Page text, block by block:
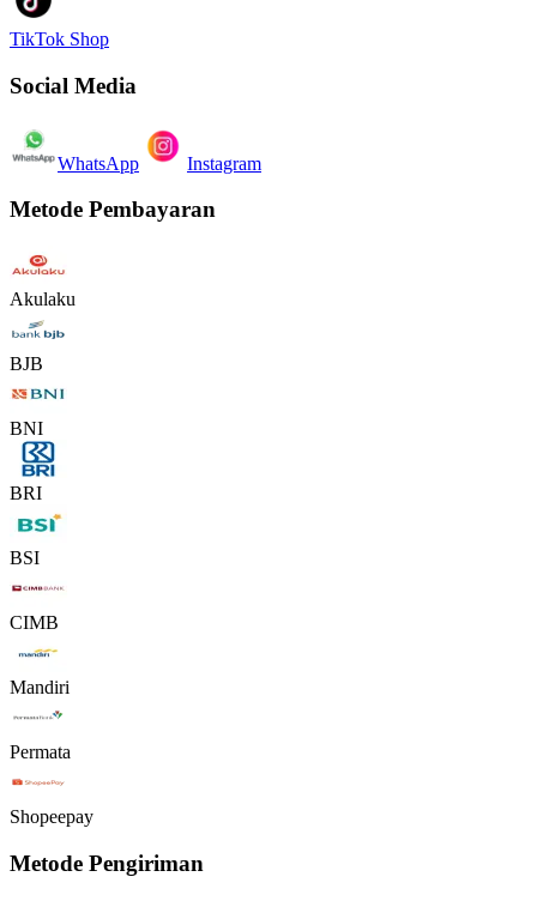
TikTok Shop
Social Media
WhatsApp Instagram
Metode Pembayaran
Akulaku
BJB
BNI
BRI
BSI
CIMB
Mandiri
Permata
Shopeepay
Metode Pengiriman